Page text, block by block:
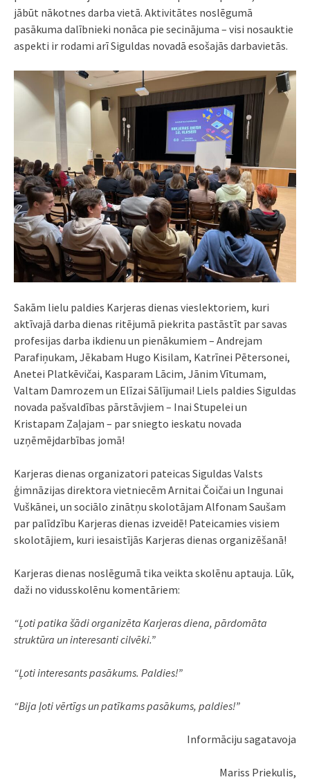
jābūt nākotnes darba vietā. Aktivitātes noslēgumā
pasākuma dalībnieki nonāca pie secinājuma – visi nosauktie
aspekti ir rodami arī Siguldas novadā esošajās darbavietās.
Sakām lielu paldies Karjeras dienas vieslektoriem, kuri
aktīvajā darba dienas ritējumā piekrita pastāstīt par savas
profesijas darba ikdienu un pienākumiem – Andrejam
Parafiņukam, Jēkabam Hugo Kisilam, Katrīnei Pētersonei,
Anetei Platkēvičai, Kasparam Lācim, Jānim Vītumam,
Valtam Damrozem un Elīzai Sālījumai! Liels paldies Siguldas
novada pašvaldības pārstāvjiem – Inai Stupelei un
Kristapam Zaļajam – par sniegto ieskatu novada
uzņēmējdarbības jomā!
Karjeras dienas organizatori pateicas Siguldas Valsts
ģimnāzijas direktora vietniecēm Arnitai Čoičai un Ingunai
Vuškānei, un sociālo zinātņu skolotājam Alfonam Saušam
par palīdzību Karjeras dienas izveidē! Pateicamies visiem
skolotājiem, kuri iesaistījās Karjeras dienas organizēšanā!
Karjeras dienas noslēgumā tika veikta skolēnu aptauja. Lūk,
daži no vidusskolēnu komentāriem:
“Ļoti patika šādi organizēta Karjeras diena, pārdomāta
struktūra un interesanti cilvēki.”
“Ļoti interesants pasākums. Paldies!”
“Bija ļoti vērtīgs un patīkams pasākums, paldies!”
Informāciju sagatavoja
Mariss Priekulis,